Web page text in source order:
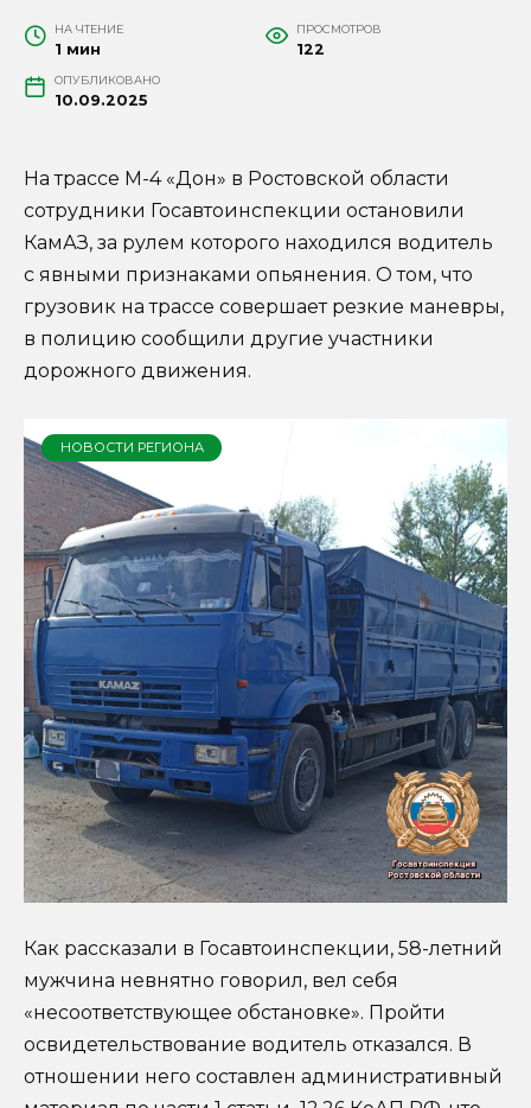
НА ЧТЕНИЕ
1 мин
ПРОСМОТРОВ
122
ОПУБЛИКОВАНО
10.09.2025
На трассе М-4 «Дон» в Ростовской области
сотрудники Госавтоинспекции остановили
КамАЗ, за рулем которого находился водитель
с явными признаками опьянения. О том, что
грузовик на трассе совершает резкие маневры,
в полицию сообщили другие участники
дорожного движения.
НОВОСТИ РЕГИОНА
Как рассказали в Госавтоинспекции, 58-летний
мужчина невнятно говорил, вел себя
«несоответствующее обстановке». Пройти
освидетельствование водитель отказался. В
отношении него составлен административный